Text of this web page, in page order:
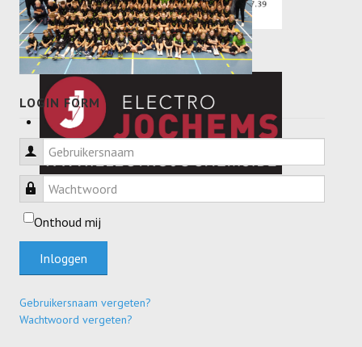
LOGIN FORM
Gebruikersnaam
Wachtwoord
Onthoud mij
Inloggen
Gebruikersnaam vergeten?
Wachtwoord vergeten?